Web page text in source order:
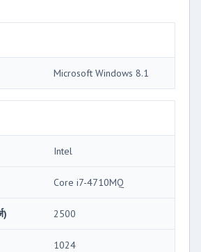
Microsoft Windows 8.1
Intel
Core i7-4710MQ
2500
1024